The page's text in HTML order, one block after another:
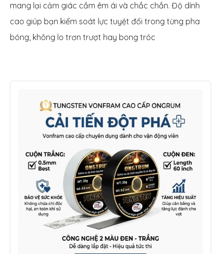
mang lại cảm giác cầm êm ái và chắc chắn. Độ dính
cao giúp bạn kiểm soát lực tuyệt đối trong từng pha
bóng, không lo trơn trượt hay bong tróc